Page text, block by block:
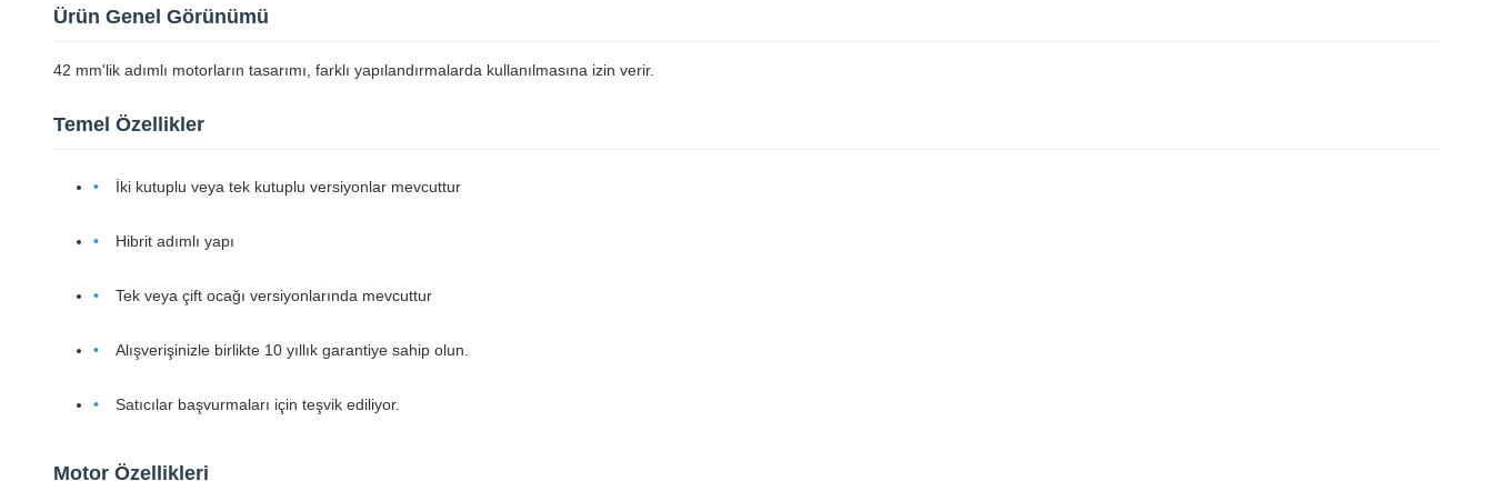
Ürün Genel Görünümü
42 mm'lik adımlı motorların tasarımı, farklı yapılandırmalarda kullanılmasına izin verir.
Temel Özellikler
İki kutuplu veya tek kutuplu versiyonlar mevcuttur
Hibrit adımlı yapı
Tek veya çift ocağı versiyonlarında mevcuttur
Alışverişinizle birlikte 10 yıllık garantiye sahip olun.
Satıcılar başvurmaları için teşvik ediliyor.
Motor Özellikleri